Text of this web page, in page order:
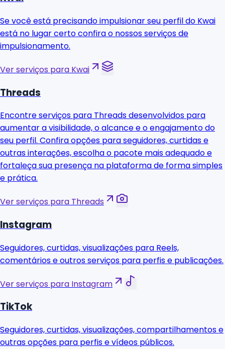
Se você está precisando impulsionar seu perfil do Kwai
está no lugar certo confira o nossos serviços de
impulsionamento.
Ver serviços para Kwai
Threads
Encontre serviços para Threads desenvolvidos para
aumentar a visibilidade, o alcance e o engajamento do
seu perfil. Confira opções para seguidores, curtidas e
outras interações, escolha o pacote mais adequado e
fortaleça sua presença na plataforma de forma simples
e prática.
Ver serviços para Threads
Instagram
Seguidores, curtidas, visualizações para Reels,
comentários e outros serviços para perfis e publicações.
Ver serviços para Instagram
TikTok
Seguidores, curtidas, visualizações, compartilhamentos e
outras opções para perfis e vídeos públicos.